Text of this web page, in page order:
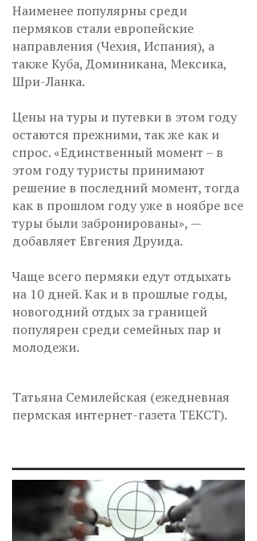
Наименее популярны среди
пермяков стали европейские
направления (Чехия, Испания), а
также Куба, Доминикана, Мексика,
Шри-Ланка.
Цены на туры и путевки в этом году
остаются прежними, так же как и
спрос. «Единственный момент – в
этом году туристы принимают
решение в последний момент, тогда
как в прошлом году уже в ноябре все
туры были забронированы», —
добавляет Евгения Друида.
Чаще всего пермяки едут отдыхать
на 10 дней. Как и в прошлые годы,
новогодний отдых за границей
популярен среди семейных пар и
молодежи.
Татьяна Семилейская (ежедневная
пермская интернет-газета ТЕКСТ).